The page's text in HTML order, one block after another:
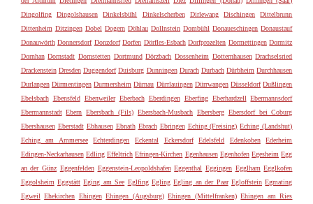
Dingolfing
Dingolshausen Dinkelsbühl Dinkelscherben Dirlewang Dischingen
Dittelbrunn
Dittenheim Ditzingen Dobel Dogern Döhlau Dollnstein Dombühl Donaueschingen Donaustauf
Donauwörth Donnersdorf Donzdorf Dorfen Dörfles-Esbach Dorfprozelten Dormettingen Dormitz
Dornhan Dornstadt Dornstetten Dortmund Dörzbach Dossenheim Dotternhausen Drachselsried
Drackenstein Dresden Duggendorf Duisburg Dunningen Durach Durbach Dürbheim Durchhausen
Durlangen Dürmentingen Durmersheim Dürnau Dürrlauingen Dürrwangen Düsseldorf Dußlingen
Ebelsbach Ebensfeld Ebenweiler Eberbach Eberdingen Eberfing Eberhardzell Ebermannsdorf
Ebermannstadt Ebern Ebersbach (Fils) Ebersbach-Musbach Ebersberg Ebersdorf bei Coburg
Ebershausen Eberstadt Ebhausen Ebnath Ebrach Ebringen Eching (Freising) Eching (Landshut)
Eching am Ammersee
Echterdingen Eckental Eckersdorf Edelsfeld Edenkoben
Ederheim
Edingen-Neckarhausen Edling Effeltrich Efringen-Kirchen Egenhausen Egenhofen Egesheim Egg
an der Günz Eggenfelden Eggenstein-Leopoldshafen Eggenthal Eggingen Egglham Egglkofen
Eggolsheim Eggstätt Eging am See Eglfing Egling Egling an der Paar Egloffstein Egmating
Egweil Ehekirchen Ehingen Ehingen (Augsburg) Ehingen (Mittelfranken) Ehingen am Ries